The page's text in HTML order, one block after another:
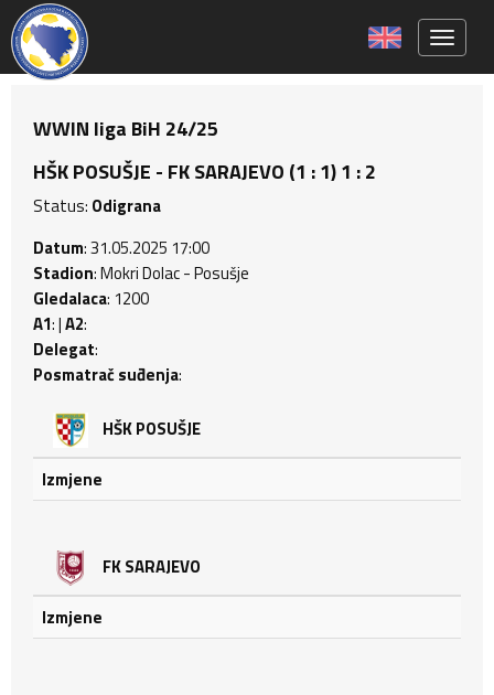
WWIN liga BiH 24/25
HŠK POSUŠJE - FK SARAJEVO (1 : 1) 1 : 2
Status: Odigrana
Datum: 31.05.2025 17:00
Stadion: Mokri Dolac - Posušje
Gledalaca: 1200
A1: |A2:
Delegat:
Posmatrač suđenja:
HŠK POSUŠJE
Izmjene
FK SARAJEVO
Izmjene